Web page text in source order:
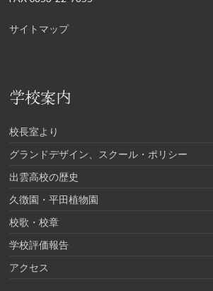
サイトマップ
学校案内
校長室より
グランドデザイン、スクール・ポリシー
出雲高校の歴史
久徴園・平田植物園
校歌・校章
学校評価報告
アクセス